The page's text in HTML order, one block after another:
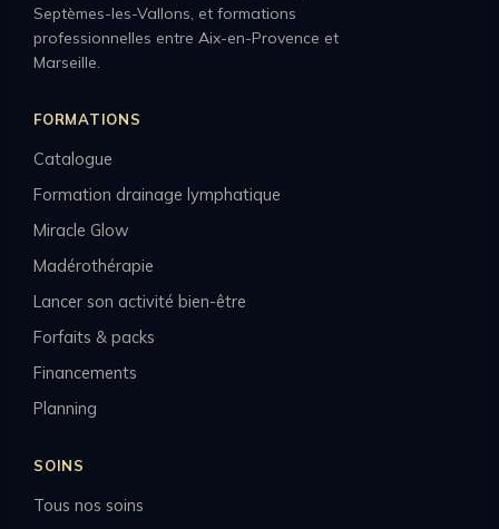
Septèmes-les-Vallons, et formations
professionnelles entre Aix-en-Provence et
Marseille.
FORMATIONS
Catalogue
Formation drainage lymphatique
Miracle Glow
Madérothérapie
Lancer son activité bien-être
Forfaits & packs
Financements
Planning
SOINS
Tous nos soins